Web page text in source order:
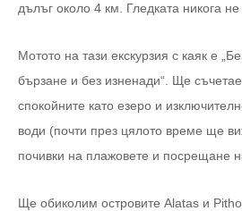
дълъг около 4 км. Гледката никога не
Мотото на тази екскурзия с каяк е
бързане и без изненади“. Ще
спокойните като езеро и
води (почти през цялото време ще
почивки на плажовете и посрещане
Ще обиколим островите Alatas и